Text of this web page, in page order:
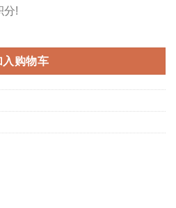
分!
自然促睡助眠 Sleep 数量
入购物车